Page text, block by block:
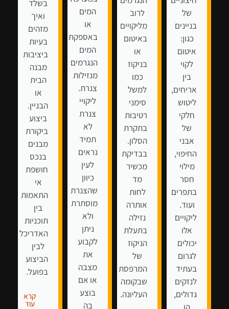
בניינים
כגון:
איטום
לקוי
אריחים,
ליטוש
חלקי
אבני
החיפוי,
מילוי
חסר
בתפרים
ועוד.
ליקויים
אלו
יכולים
לגרום
בעתיד
לנזקים
גדולים,
לרוב
מליקויים
באיטום
בניקוז
כמו
למשל
סימני
רטיבות
בתקרת
הסלון.
בבדיקת
מכשיר
לחות
אותרה
נזילה
בתעלת
הניקוז
המרפסת
שבקומה
העליונה.
המים
באספקת
המים
הנגרמים
מנזילות
צנרת.
ליקויי
צנרת
תמיד
נראים
לעין
כיוון
שהצנרת
מוסתרת
ולא
ניתן
לקבוע
את
מצבה
או אם
בוצע
בשלד
ואיך
מזהים
בעיות
ביציבות
מבנה
הבית
הבניין.
ביצוע
ביקורת
מבנים
בנכס
חושפת
התאמות
תוכניות
האדריכל
לבין
הביצוע
בפועל.
קרא
עוד